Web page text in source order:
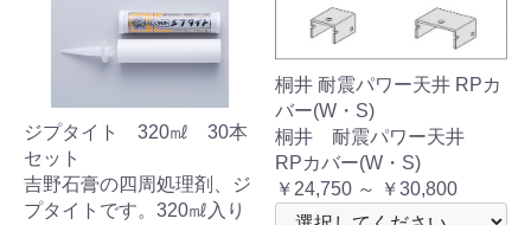
ジプタイト 320㎖ 30本
セット
吉野石膏の四周処理剤、ジ
プタイトです。320㎖入り
桐井 耐震パワー天井 RPカ
バー(W・S)
桐井 耐震パワー天井
RPカバー(W・S)
￥24,750 ～ ￥30,800